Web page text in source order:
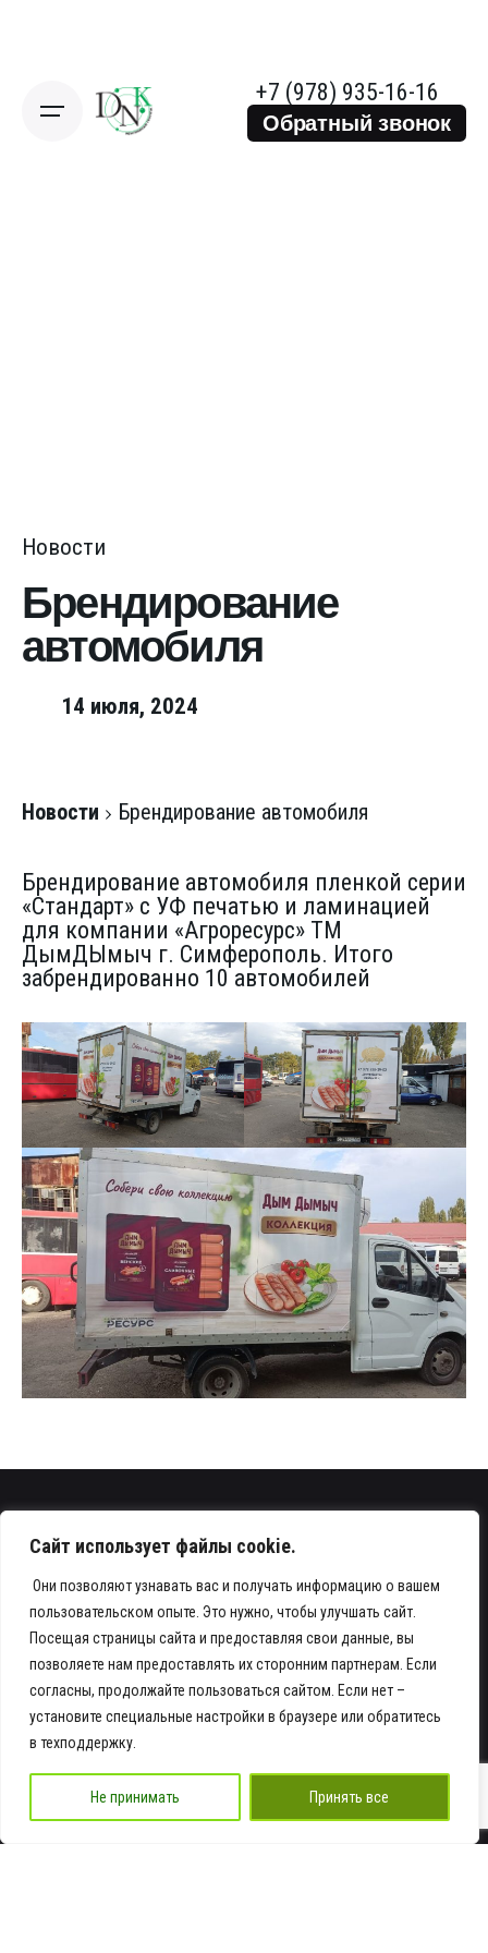
Сайт использует файлы cookie.
Они позволяют узнавать вас и получать информацию о вашем
пользовательском опыте. Это нужно, чтобы улучшать сайт.
Посещая страницы сайта и предоставляя свои данные, вы
позволяете нам предоставлять их сторонним партнерам. Если
согласны, продолжайте пользоваться сайтом. Если нет –
установите специальные настройки в браузере или обратитесь
в техподдержку.
Не принимать Принять все
+7 (978) 935-16-16
Обратный звонок
Новости
Брендирование
автомобиля
14 июля, 2024
Новости Брендирование автомобиля
Брендирование автомобиля пленкой серии
«Стандарт» с УФ печатью и ламинацией
для компании «Агроресурс» ТМ
ДымДЫмыч г. Симферополь. Итого
забрендированно 10 автомобилей
Телефон
+7 978 935-16-16
Адрес
Крым г. Симферополь ул. Элеваторная 4,
посмотреть на карте